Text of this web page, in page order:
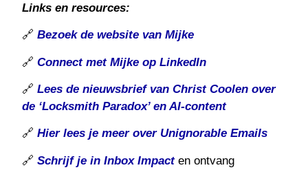
Links en resources:
🔗Bezoek de website van Mijke
🔗Connect met Mijke op LinkedIn
🔗Lees de nieuwsbrief van Christ Coolen over
de ‘Locksmith Paradox’ en AI-content
🔗Hier lees je meer over Unignorable Emails
🔗Schrijf je in Inbox Impacten ontvang